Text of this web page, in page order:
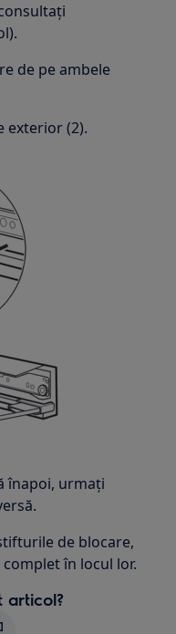
de pe ambele
exterior (2).
înapoi, urmați
de blocare,
în locul lor.
articol?